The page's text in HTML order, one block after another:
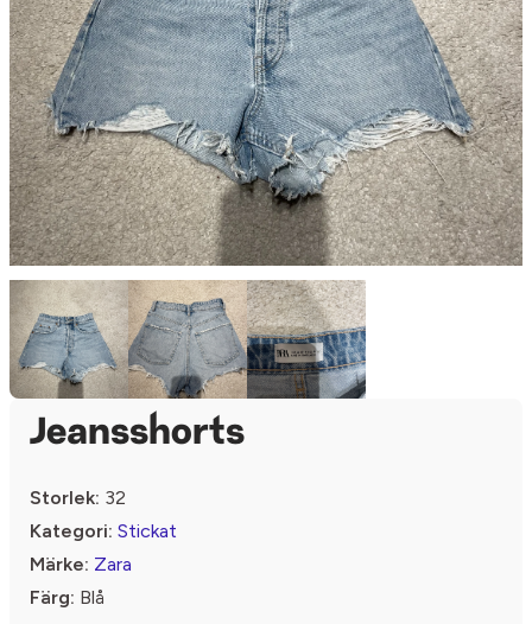
Jeansshorts
Storlek: 32
Kategori: Stickat
Märke: Zara
Färg: Blå